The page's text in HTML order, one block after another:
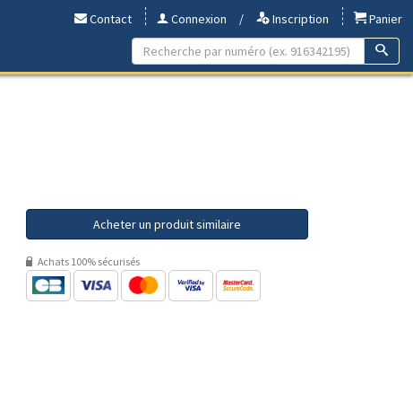
Contact Connexion / Inscription
Panier
Acheter un produit similaire
Achats 100% sécurisés